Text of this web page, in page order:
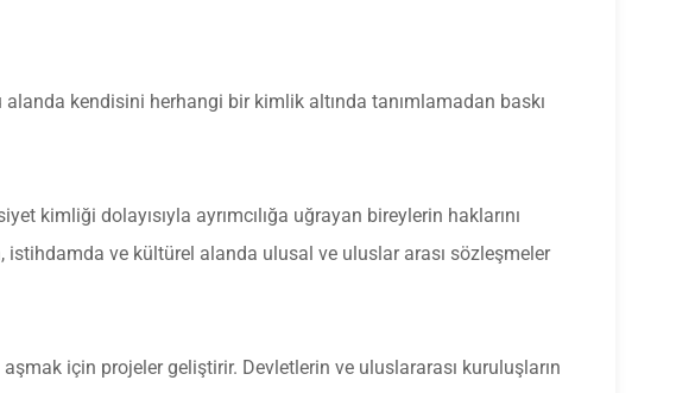
kendisini herhangi bir kimlik altında tanımlamadan baskı
kimliği dolayısıyla ayrımcılığa uğrayan bireylerin haklarını
istihdamda ve kültürel alanda ulusal ve uluslar arası sözleşmeler
için projeler geliştirir. Devletlerin ve uluslararası kuruluşların